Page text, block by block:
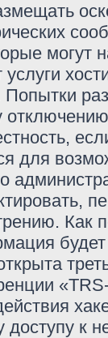
могут
услуги
для
Как
доступу к